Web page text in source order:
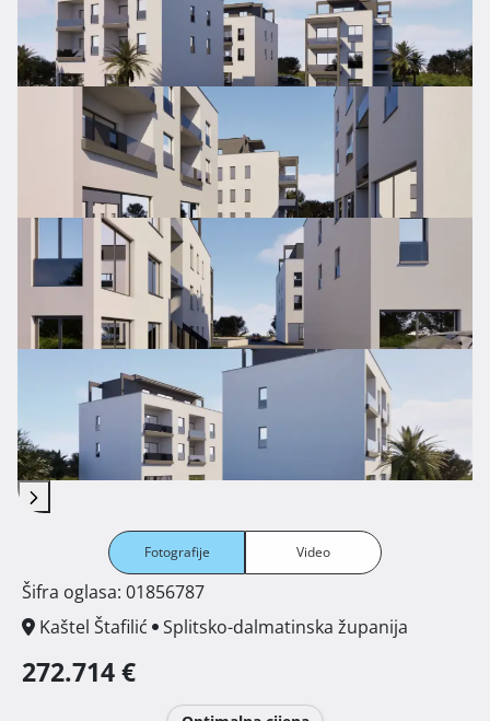
Fotografije Video
Šifra oglasa: 01856787
Kaštel Štafilić
Splitsko-dalmatinska županija
272.714 €